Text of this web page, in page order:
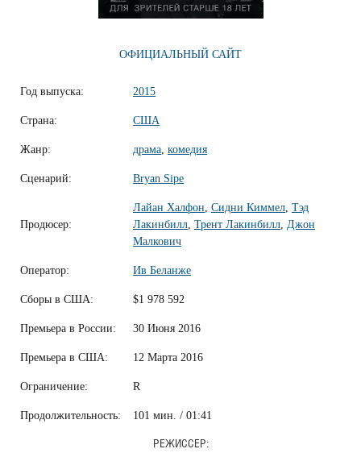
ОФИЦИАЛЬНЫЙ САЙТ
Год выпуска: 2015
Страна: США
Жанр: драма комедия
Сценарий: Bryan Sipe
Продюсер:
Лайан Халфон Сидни Киммел Тэд
Лакинбилл Трент Лакинбилл Джон
Малкович
Оператор: Ив Беланже
Сборы в США: $1 978 592
Премьера в России: 30 Июня 2016
Премьера в США: 12 Марта 2016
Ограничение: R
Продолжительность: 101 мин. / 01:41
РЕЖИССЕР: